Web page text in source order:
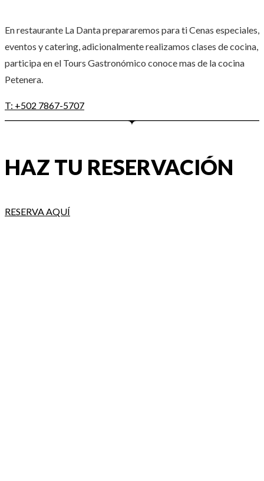
En restaurante La Danta prepararemos para ti Cenas especiales,
eventos y catering, adicionalmente realizamos clases de cocina,
participa en el Tours Gastronómico conoce mas de la cocina
Petenera.
T: +502 7867-5707
HAZ TU RESERVACIÓN
RESERVA AQUÍ